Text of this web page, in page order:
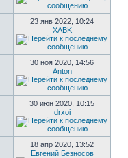
23 янв 2022, 10:24
XABK
30 ноя 2020, 14:56
Anton
30 июн 2020, 10:15
drxoi
18 апр 2020, 13:52
Евгений Безносов